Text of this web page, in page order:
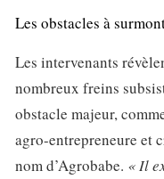
Les obstacles à
Les intervenants
nombreux freins
obstacle majeur,
agro-entrepreneure et
nom d’Agrobabe. « Il